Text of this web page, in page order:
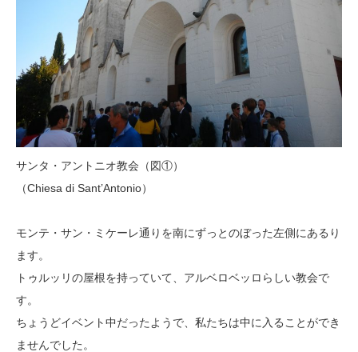
サンタ・アントニオ教会（図①）
（Chiesa di Sant’Antonio）
モンテ・サン・ミケーレ通りを南にずっとのぼった左側にあるり
ます。
トゥルッリの屋根を持っていて、アルベロベッロらしい教会で
す。
ちょうどイベント中だったようで、私たちは中に入ることができ
ませんでした。